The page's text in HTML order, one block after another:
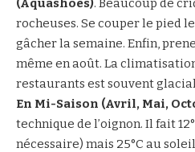
(Aquashoes). Beaucoup de
rocheuses. Se couper le pied
gâcher la semaine. Enfin,
même en août. La
restaurants est souvent
En Mi-Saison (Avril, Mai,
technique de l’oignon. Il fait
nécessaire) mais 25°C au